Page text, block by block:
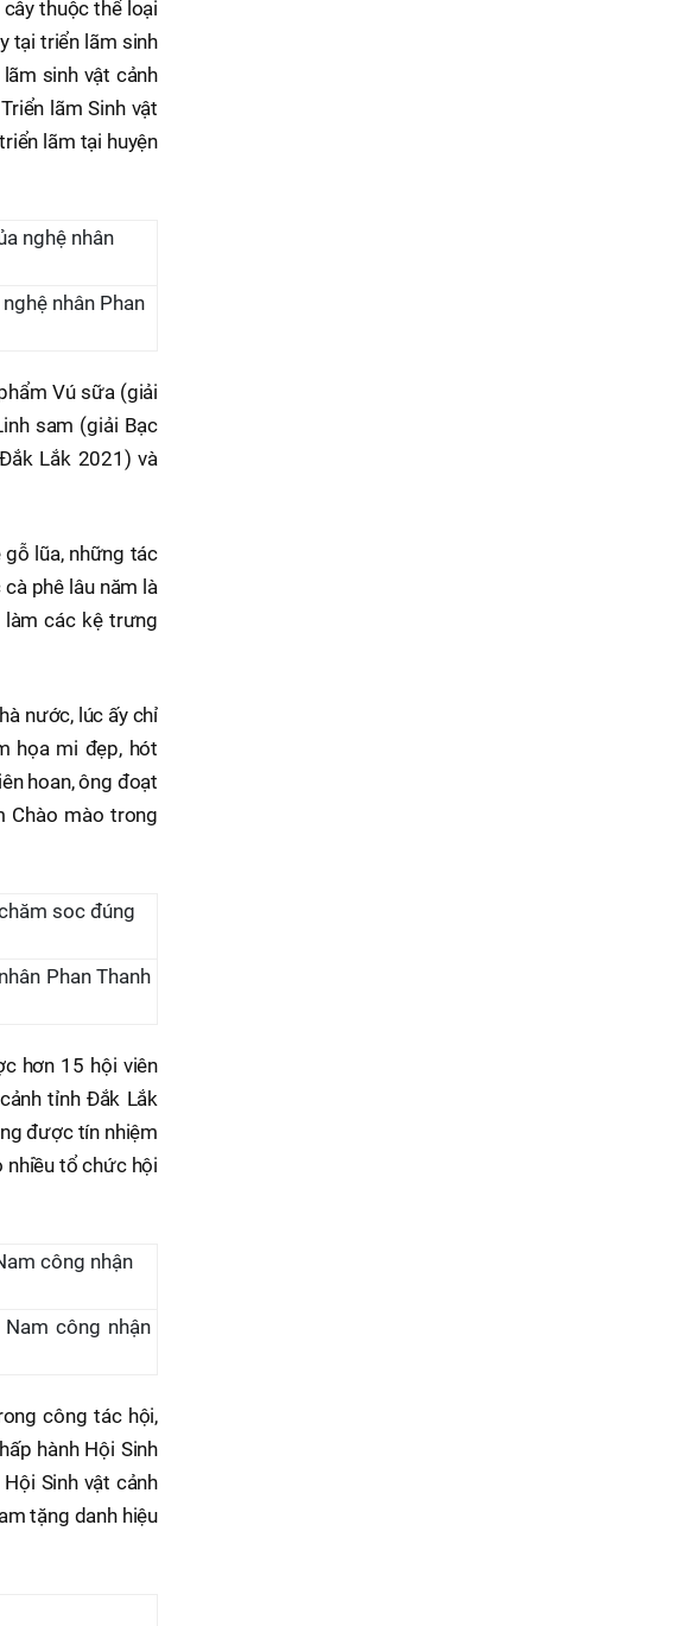
thuộc thể loại
tại triển lãm sinh
sinh vật cảnh
lãm Sinh vật
lãm tại huyện
nhân Phan
Vú sữa (giải
sam (giải Bạc
Lắk 2021) và
lũa, những tác
phê lâu năm là
làm các kệ trưng
nước, lúc ấy chỉ
họa mi đẹp, hót
hoan, ông đoạt
Chào mào trong
Phan Thanh
hơn 15 hội viên
tỉnh Đắk Lắk
được tín nhiệm
nhiều tổ chức hội
công nhận
công tác hội,
hành Hội Sinh
Sinh vật cảnh
tặng danh hiệu